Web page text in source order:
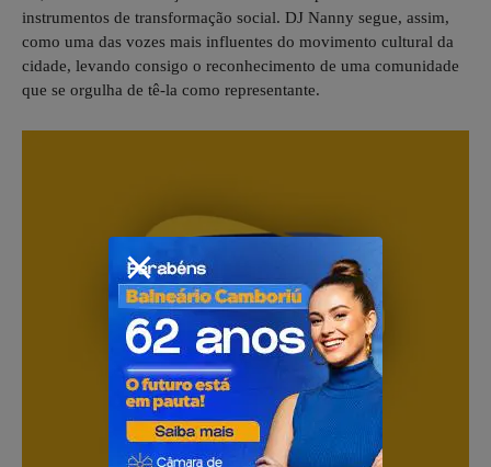
instrumentos de transformação social. DJ Nanny segue, assim,
como uma das vozes mais influentes do movimento cultural da
cidade, levando consigo o reconhecimento de uma comunidade
que se orgulha de tê-la como representante.